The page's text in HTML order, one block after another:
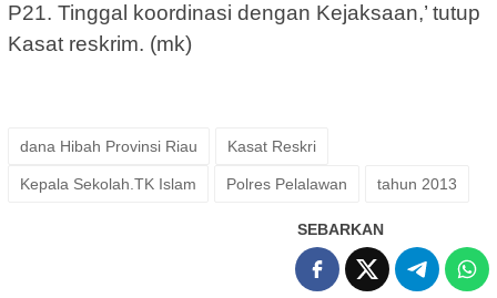
P21. Tinggal koordinasi dengan Kejaksaan,’ tutup
Kasat reskrim. (mk)
dana Hibah Provinsi Riau Kasat Reskri
Kepala Sekolah.TK Islam Polres Pelalawan tahun 2013
SEBARKAN